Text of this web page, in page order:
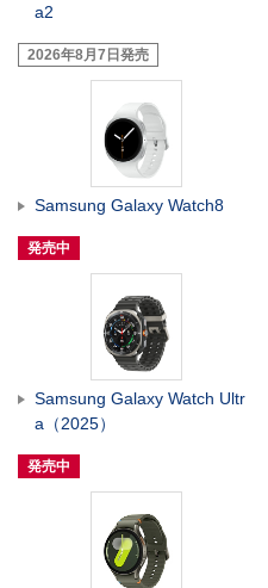
a2
2026年8月7日発売
Samsung Galaxy Watch8
発売中
Samsung Galaxy Watch Ultr
a（2025）
発売中